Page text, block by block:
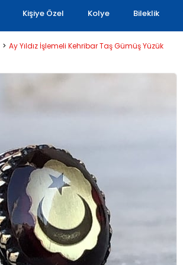
Kişiye Özel Kolye Bileklik
Ay Yıldız İşlemeli Kehribar Taş Gümüş Yüzük